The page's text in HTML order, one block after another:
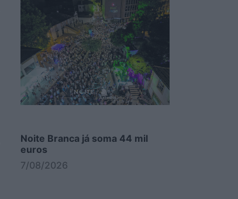
Noite Branca já soma 44 mil
euros
7/08/2026